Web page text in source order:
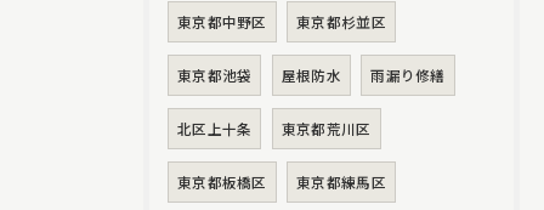
東京都中野区 東京都杉並区
東京都池袋 屋根防水 雨漏り修繕
北区上十条 東京都荒川区
東京都板橋区 東京都練馬区